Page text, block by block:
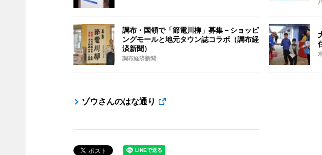
調布・国領で「節電川柳」募集－ショッピ
ングモールと地元タウン誌コラボ（調布経
済新聞）
調布経済新聞
ゾウさんのはな通り